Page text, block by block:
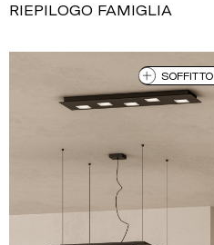
RIEPILOGO FAMIGLIA
SOFFITTO